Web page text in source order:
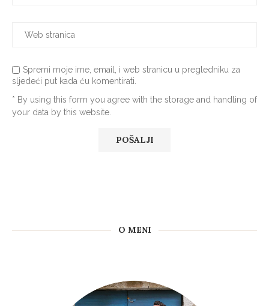
Spremi moje ime, email, i web stranicu u pregledniku za
sljedeći put kada ću komentirati.
* By using this form you agree with the storage and handling of
your data by this website.
O MENI